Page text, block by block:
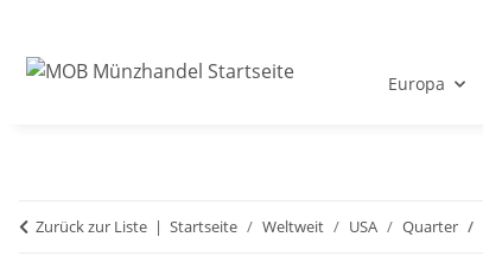
Europa
Zurück zur Liste Startseite Weltweit USA Quarter